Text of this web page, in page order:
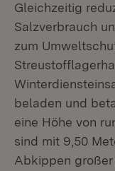
Gleichzeitig
Salzverbrauch
zum
beladen und
eine Höhe von
sind mit 9,50
Abkippen